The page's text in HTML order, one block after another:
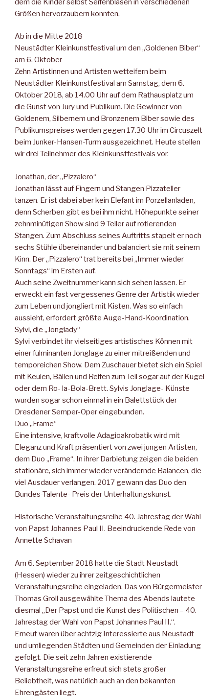
dem die Kinder selbst Seifenblasen in verschiedenen
Größen hervorzaubern konnten.
Ab in die Mitte 2018
Neustädter Kleinkunstfestival um den „Goldenen Biber“
am 6. Oktober
Zehn Artistinnen und Artisten wetteifern beim
Neustädter Kleinkunstfestival am Samstag, dem 6.
Oktober 2018, ab 14.00 Uhr auf dem Rathausplatz um
die Gunst von Jury und Publikum. Die Gewinner von
Goldenem, Silbernem und Bronzenem Biber sowie des
Publikumspreises werden gegen 17.30 Uhr im Circuszelt
beim Junker-Hansen-Turm ausgezeichnet. Heute stellen
wir drei Teilnehmer des Kleinkunstfestivals vor.
Jonathan, der „Pizzalero“
Jonathan lässt auf Fingern und Stangen Pizzateller
tanzen. Er ist dabei aber kein Elefant im Porzellanladen,
denn Scherben gibt es bei ihm nicht. Höhepunkte seiner
zehnminütigen Show sind 9 Teller auf rotierenden
Stangen. Zum Abschluss seines Auftritts stapelt er noch
sechs Stühle übereinander und balanciert sie mit seinem
Kinn. Der „Pizzalero“ trat bereits bei „Immer wieder
Sonntags“ im Ersten auf.
Auch seine Zweitnummer kann sich sehen lassen. Er
erweckt ein fast vergessenes Genre der Artistik wieder
zum Leben und jongliert mit Kisten. Was so einfach
aussieht, erfordert größte Auge-Hand-Koordination.
Sylvi, die „Jonglady“
Sylvi verbindet ihr vielseitiges artistisches Können mit
einer fulminanten Jonglage zu einer mitreißenden und
temporeichen Show. Dem Zuschauer bietet sich ein Spiel
mit Keulen, Bällen und Reifen zum Teil sogar auf der Kugel
oder dem Ro- la-Bola-Brett. Sylvis Jonglage- Künste
wurden sogar schon einmal in ein Balettstück der
Dresdener Semper-Oper eingebunden.
Duo „Frame“
Eine intensive, kraftvolle Adagioakrobatik wird mit
Eleganz und Kraft präsentiert von zwei jungen Artisten,
dem Duo „Frame“. In ihrer Darbietung zeigen die beiden
stationäre, sich immer wieder verändernde Balancen, die
viel Ausdauer verlangen. 2017 gewann das Duo den
Bundes-Talente- Preis der Unterhaltungskunst.
Historische Veranstaltungsreihe 40. Jahrestag der Wahl
von Papst Johannes Paul II. Beeindruckende Rede von
Annette Schavan
Am 6. September 2018 hatte die Stadt Neustadt
(Hessen) wieder zu ihrer zeitgeschichtlichen
Veranstaltungsreihe eingeladen. Das von Bürgermeister
Thomas Groll ausgewählte Thema des Abends lautete
diesmal „Der Papst und die Kunst des Politischen – 40.
Jahrestag der Wahl von Papst Johannes Paul II.“.
Erneut waren über achtzig Interessierte aus Neustadt
und umliegenden Städten und Gemeinden der Einladung
gefolgt. Die seit zehn Jahren existierende
Veranstaltungsreihe erfreut sich stets großer
Beliebtheit, was natürlich auch an den bekannten
Ehrengästen liegt.